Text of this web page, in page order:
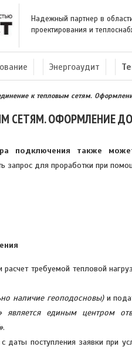
Надежный партнер в
проектирования и
Энергоаудит
к тепловым сетям.
СЕТЯМ. ОФОРМЛЕНИЕ
подключения также
запрос для проработки при
расчет требуемой тепловой
наличие геоподосновы)и
единым центром
.
даты поступления заявки при